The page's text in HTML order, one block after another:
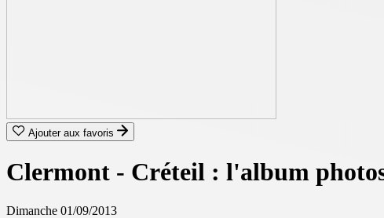
Ajouter aux favoris
Clermont - Créteil : l'album
Dimanche 01/09/2013